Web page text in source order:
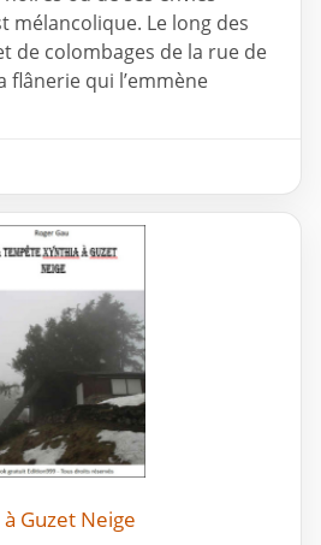
mélancolique. Le long des
de colombages de la rue de
flânerie qui l’emmène
Guzet Neige